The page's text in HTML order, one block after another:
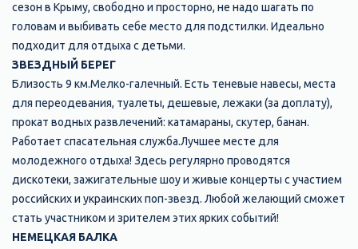
сезон в Крыму, свободно и просторно, не надо шагать по
головам и выбивать себе место для подстилки. Идеально
подходит для отдыха с детьми.
ЗВЕЗДНЫЙ БЕРЕГ
Близость 9 км.Мелко-галечный. Есть теневые навесы, места
для переодевания, туалеты, дешевые, лежаки (за доплату),
прокат водных развлечений: катамараны, скутер, банан.
Работает спасательная служба.Лучшее месте для
молодежного отдыха! Здесь регулярно проводятся
дискотеки, зажигательные шоу и живые концерты с участием
российских и украинских поп-звезд. Любой желающий сможет
стать участником и зрителем этих ярких событий!
НЕМЕЦКАЯ БАЛКА